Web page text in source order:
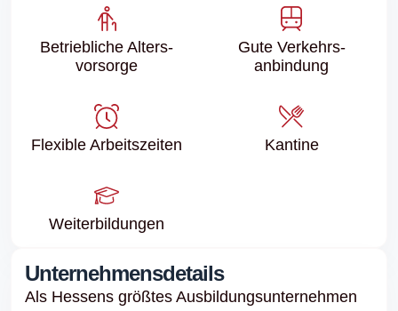
Betriebliche Alters­
vorsorge
Gute Verkehrs­
anbindung
Flexible Arbeitszeiten Kantine
Weiter­bildungen
Unternehmensdetails
Als Hessens größtes Ausbildungsunternehmen